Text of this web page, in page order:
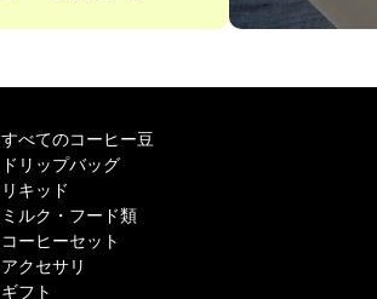
すべてのコーヒー豆
ドリップバッグ
リキッド
ミルク・フード類
コーヒーセット
アクセサリ
ギフト